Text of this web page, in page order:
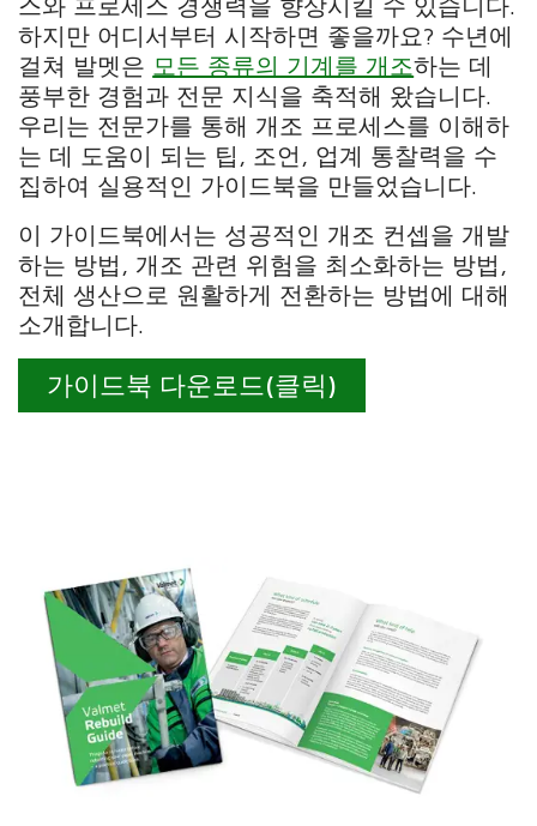
스와 프로세스 경쟁력을 향상시킬 수 있습니다.
하지만 어디서부터 시작하면 좋을까요? 수년에
걸쳐 발멧은 모든 종류의 기계를 개조하는 데
풍부한 경험과 전문 지식을 축적해 왔습니다.
우리는 전문가를 통해 개조 프로세스를 이해하
는 데 도움이 되는 팁, 조언, 업계 통찰력을 수
집하여 실용적인 가이드북을 만들었습니다.
이 가이드북에서는 성공적인 개조 컨셉을 개발
하는 방법, 개조 관련 위험을 최소화하는 방법,
전체 생산으로 원활하게 전환하는 방법에 대해
소개합니다.
가이드북 다운로드(클릭)